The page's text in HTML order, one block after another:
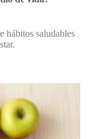
hábitos saludables